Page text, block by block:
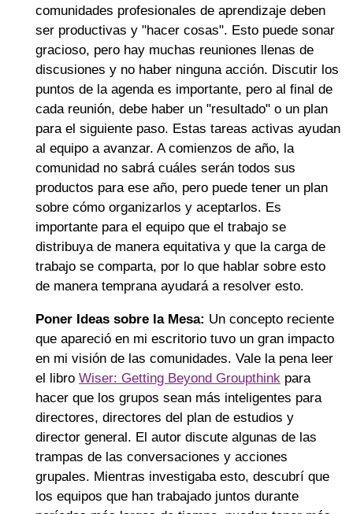
comunidades profesionales de aprendizaje deben
ser productivas y "hacer cosas". Esto puede sonar
gracioso, pero hay muchas reuniones llenas de
discusiones y no haber ninguna acción. Discutir los
puntos de la agenda es importante, pero al final de
cada reunión, debe haber un "resultado" o un plan
para el siguiente paso. Estas tareas activas ayudan
al equipo a avanzar. A comienzos de año, la
comunidad no sabrá cuáles serán todos sus
productos para ese año, pero puede tener un plan
sobre cómo organizarlos y aceptarlos. Es
importante para el equipo que el trabajo se
distribuya de manera equitativa y que la carga de
trabajo se comparta, por lo que hablar sobre esto
de manera temprana ayudará a resolver esto.
Poner Ideas sobre la Mesa: Un concepto reciente
que apareció en mi escritorio tuvo un gran impacto
en mi visión de las comunidades. Vale la pena leer
el libro Wiser: Getting Beyond Groupthink para
hacer que los grupos sean más inteligentes para
directores, directores del plan de estudios y
director general. El autor discute algunas de las
trampas de las conversaciones y acciones
grupales. Mientras investigaba esto, descubrí que
los equipos que han trabajado juntos durante